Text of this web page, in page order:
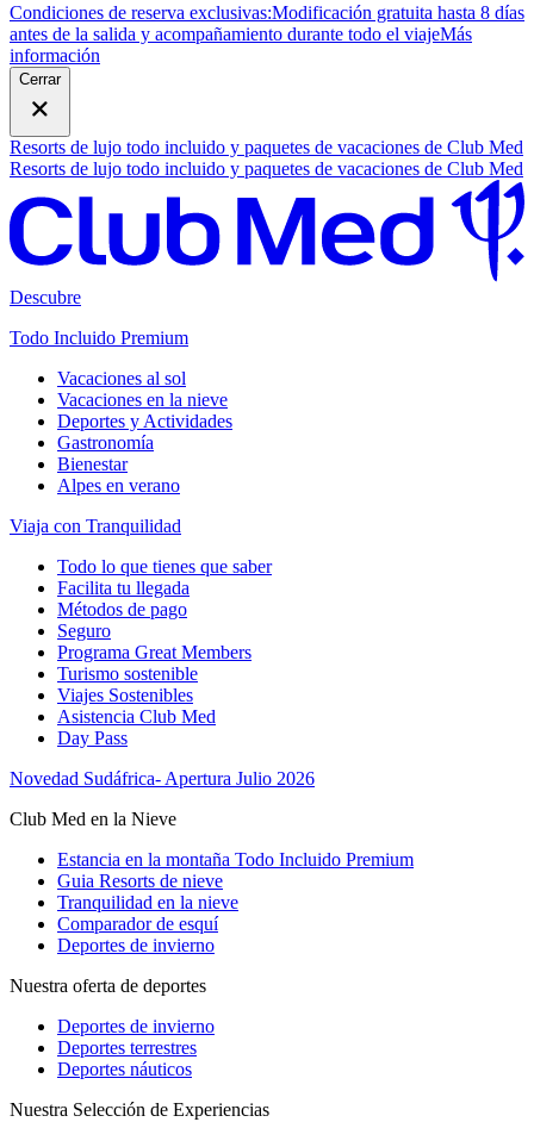
Condiciones de reserva exclusivas:Modificación gratuita hasta 8 días
antes de la salida y acompañamiento durante todo el viajeMás
información
Cerrar
Resorts de lujo todo incluido y paquetes de vacaciones de Club Med
Resorts de lujo todo incluido y paquetes de vacaciones de Club Med
Descubre
Todo Incluido Premium
Vacaciones al sol
Vacaciones en la nieve
Deportes y Actividades
Gastronomía
Bienestar
Alpes en verano
Viaja con Tranquilidad
Todo lo que tienes que saber
Facilita tu llegada
Métodos de pago
Seguro
Programa Great Members
Turismo sostenible
Viajes Sostenibles
Asistencia Club Med
Day Pass
Novedad Sudáfrica- Apertura Julio 2026
Club Med en la Nieve
Estancia en la montaña Todo Incluido Premium
Guia Resorts de nieve
Tranquilidad en la nieve
Comparador de esquí
Deportes de invierno
Nuestra oferta de deportes
Deportes de invierno
Deportes terrestres
Deportes náuticos
Nuestra Selección de Experiencias